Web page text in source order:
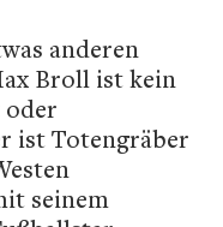
anderen
Broll ist kein
ist Totengräber
seinem